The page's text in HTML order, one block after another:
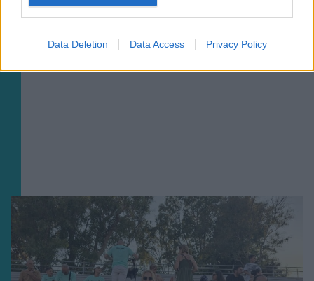
Data Deletion Data Access Privacy Policy